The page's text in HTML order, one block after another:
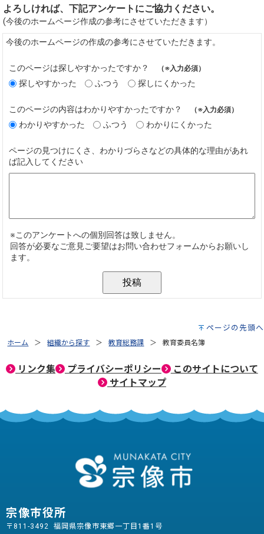
ページの先頭へ
ホーム 組織から探す 教育総務課 教育委員名簿
リンク集 プライバシーポリシー
このサイトについて
サイトマップ
宗像市役所
〒811-3492 福岡県宗像市東郷一丁目1番1号